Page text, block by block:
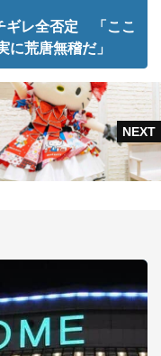
ギレ全否定 「ここ
に荒唐無稽だ」